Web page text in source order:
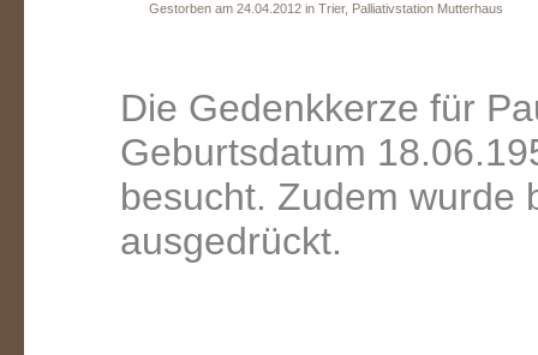
Gestorben am 24.04.2012 in Trier, Palliativstation Mutterhaus
Die Gedenkkerze für
Geburtsdatum
besucht. Zudem wurde
ausgedrückt.